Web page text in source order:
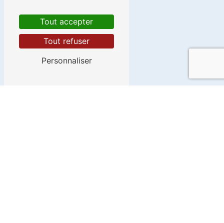
Tout accepter
Tout refuser
Personnaliser